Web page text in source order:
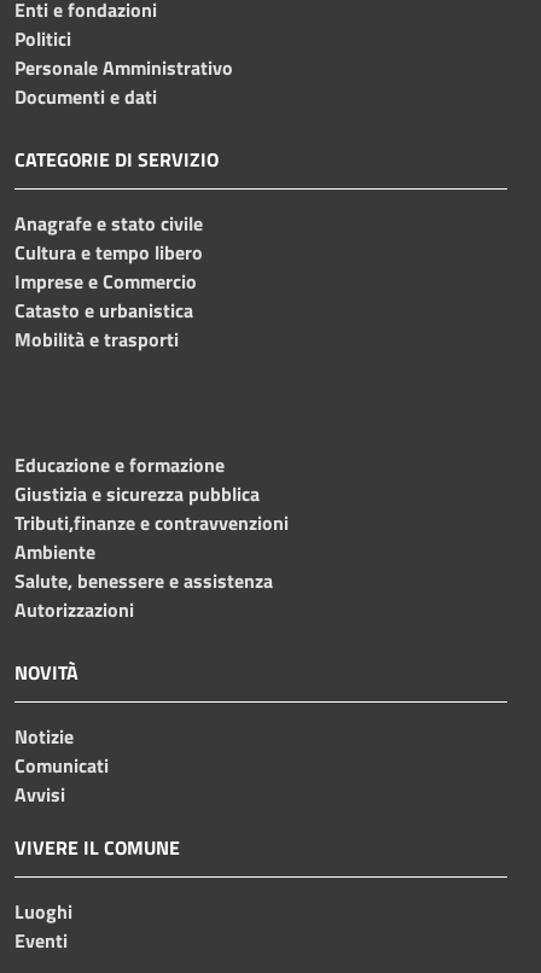
Enti e fondazioni
Politici
Personale Amministrativo
Documenti e dati
CATEGORIE DI SERVIZIO
Anagrafe e stato civile
Cultura e tempo libero
Imprese e Commercio
Catasto e urbanistica
Mobilità e trasporti
Educazione e formazione
Giustizia e sicurezza pubblica
Tributi,finanze e contravvenzioni
Ambiente
Salute, benessere e assistenza
Autorizzazioni
NOVITÀ
Notizie
Comunicati
Avvisi
VIVERE IL COMUNE
Luoghi
Eventi